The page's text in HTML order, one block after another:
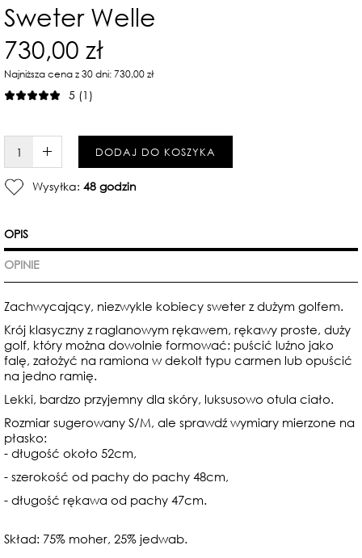
Sweter Welle
730,00 zł
Najniższa cena z 30 dni: 730,00 zł
5 (1)
W KOSZYKU :)DODAJ DO KOSZYKA
Wysyłka: 48 godzin
OPIS
OPINIE
Zachwycający, niezwykle kobiecy sweter z dużym golfem.
Krój klasyczny z raglanowym rękawem, rękawy proste, duży
golf, który można dowolnie formować: puścić luźno jako
falę, założyć na ramiona w dekolt typu carmen lub opuścić
na jedno ramię.
Lekki, bardzo przyjemny dla skóry, luksusowo otula ciało.
Rozmiar sugerowany S/M, ale sprawdź wymiary mierzone na
płasko:
- długość około 52cm,
- szerokość od pachy do pachy 48cm,
- długość rękawa od pachy 47cm.
Skład: 75% moher, 25% jedwab.